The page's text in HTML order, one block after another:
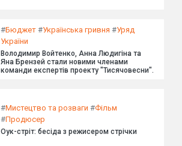
#Бюджет #Українська гривня #Уряд
України
Володимир Войтенко, Анна Людигіна та
Яна Брензей стали новими членами
команди експертів проекту "Тисячовесни".
#Мистецтво та розваги #Фільм
#Продюсер
Оук-стріт: бесіда з режисером стрічки